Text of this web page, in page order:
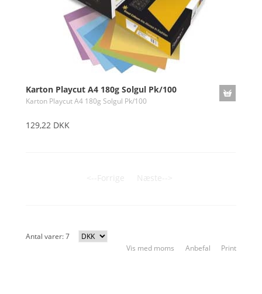
Karton Playcut A4 180g Solgul Pk/100
Karton Playcut A4 180g Solgul Pk/100
129,22 DKK
<--Forrige Næste-->
Antal varer: 7
Vis med moms
Anbefal Print